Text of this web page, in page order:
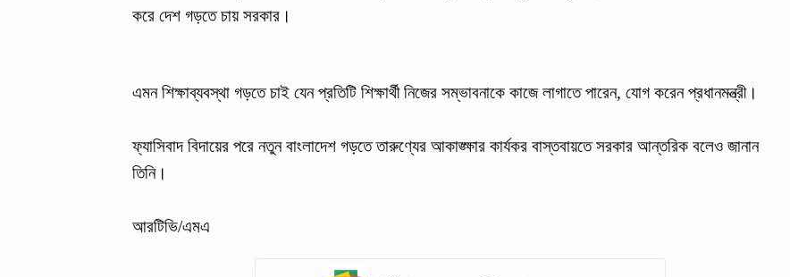
করে দেশ গড়তে চায় সরকার।
এমন শিক্ষাব্যবস্থা গড়তে চাই যেন প্রতিটি শিক্ষার্থী নিজের সম্ভাবনাকে কাজে লাগাতে পারেন, যোগ করেন প্রধানমন্ত্রী।
ফ্যাসিবাদ বিদায়ের পরে নতুন বাংলাদেশ গড়তে তারুণ্যের আকাঙ্ক্ষার কার্যকর বাস্তবায়তে সরকার আন্তরিক বলেও জানান
তিনি।
আরটিভি/এমএ